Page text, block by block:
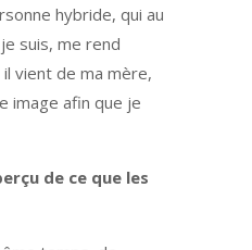
hybride, qui au
suis, me rend
vient de ma mère,
image afin que je
de ce que les